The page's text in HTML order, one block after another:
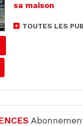
sa maison
TOUTES LES